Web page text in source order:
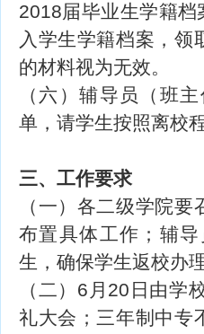
2018届毕业生学籍
入学生学籍档案，领
的材料视为无效。
（六）辅导员（班
单，请学生按照离校
三、工作要求
（一）各二级学院
布置具体工作；辅
生，确保学生返校办
（二）6月20日由学
礼大会；三年制中专